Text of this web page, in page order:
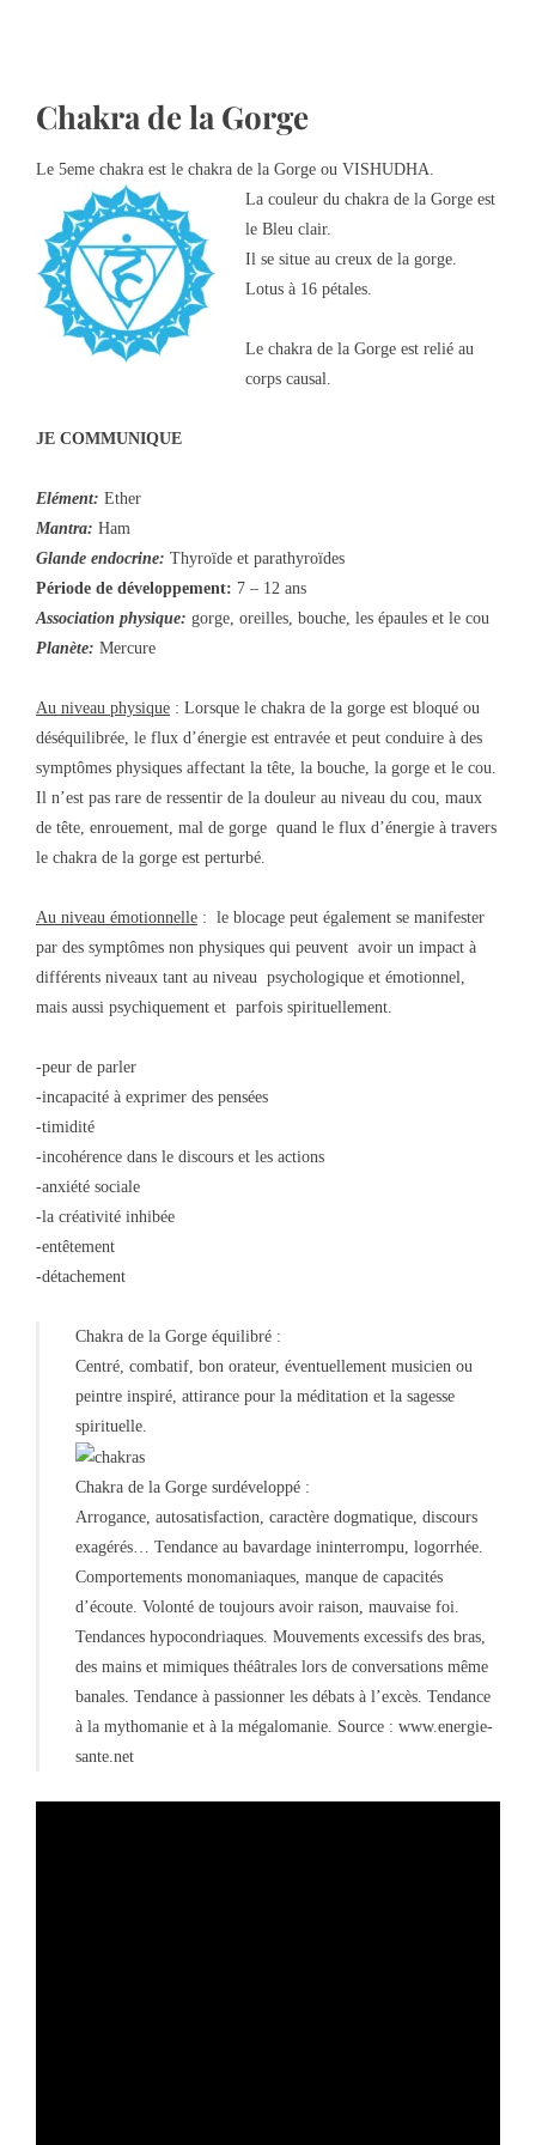
Chakra de la Gorge
Le 5eme chakra est le chakra de la Gorge ou VISHUDHA.
La couleur du chakra de la Gorge est
le Bleu clair.
Il se situe au creux de la gorge.
Lotus à 16 pétales.
Le chakra de la Gorge est relié au
corps causal.
JE COMMUNIQUE
Elément: Ether
Mantra: Ham
Glande endocrine: Thyroïde et parathyroïdes
Période de développement: 7 – 12 ans
Association physique: gorge, oreilles, bouche, les épaules et le cou
Planète: Mercure
Au niveau physique : Lorsque le chakra de la gorge est bloqué ou
déséquilibrée, le flux d’énergie est entravée et peut conduire à des
symptômes physiques affectant la tête, la bouche, la gorge et le cou.
Il n’est pas rare de ressentir de la douleur au niveau du cou, maux
de tête, enrouement, mal de gorge quand le flux d’énergie à travers
le chakra de la gorge est perturbé.
Au niveau émotionnelle : le blocage peut également se manifester
par des symptômes non physiques qui peuvent avoir un impact à
différents niveaux tant au niveau psychologique et émotionnel,
mais aussi psychiquement et parfois spirituellement.
-peur de parler
-incapacité à exprimer des pensées
-timidité
-incohérence dans le discours et les actions
-anxiété sociale
-la créativité inhibée
-entêtement
-détachement
Chakra de la Gorge équilibré :
Centré, combatif, bon orateur, éventuellement musicien ou
peintre inspiré, attirance pour la méditation et la sagesse
spirituelle.
Chakra de la Gorge surdéveloppé :
Arrogance, autosatisfaction, caractère dogmatique, discours
exagérés… Tendance au bavardage ininterrompu, logorrhée.
Comportements monomaniaques, manque de capacités
d’écoute. Volonté de toujours avoir raison, mauvaise foi.
Tendances hypocondriaques. Mouvements excessifs des bras,
des mains et mimiques théâtrales lors de conversations même
banales. Tendance à passionner les débats à l’excès. Tendance
à la mythomanie et à la mégalomanie. Source : www.energie-
sante.net